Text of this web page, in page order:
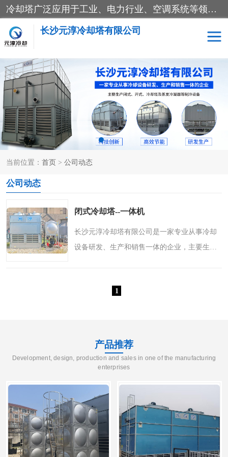
冷却塔广泛应用于工业、电力行业、空调系统等领域。在电力行业中，用于冷却发电机组的循环水；在工业生产中，如化工、冶金等行业，可降低生产过程中产生的热量；在空调系统中，为空调设备提供冷却水源
长沙元淳冷却塔有限公司
当前位置： 首页 > 公司动态
公司动态
闭式冷却塔--一体机
长沙元淳冷却塔有限公司是一家专业从事冷却
设备研发、生产和销售一体的企业，主要生产
开塔、圆形逆流式冷..
1
产品推荐
Development, design, production and sales in one of the manufacturing
enterprises
方形开式冷却塔 圆形冷却塔
闭式冷却塔 水箱
电控箱 水泵
板式换热器